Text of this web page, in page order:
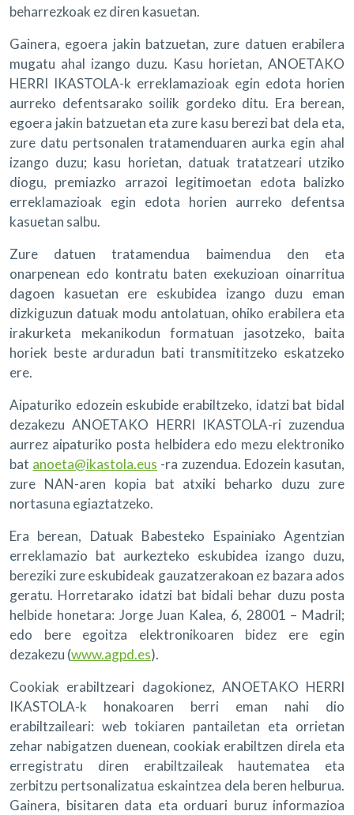
beharrezkoak ez diren kasuetan.
Gainera, egoera jakin batzuetan, zure datuen erabilera
mugatu ahal izango duzu. Kasu horietan, ANOETAKO
HERRI IKASTOLA-k erreklamazioak egin edota horien
aurreko defentsarako soilik gordeko ditu. Era berean,
egoera jakin batzuetan eta zure kasu berezi bat dela eta,
zure datu pertsonalen tratamenduaren aurka egin ahal
izango duzu; kasu horietan, datuak tratatzeari utziko
diogu, premiazko arrazoi legitimoetan edota balizko
erreklamazioak egin edota horien aurreko defentsa
kasuetan salbu.
Zure datuen tratamendua baimendua den eta
onarpenean edo kontratu baten exekuzioan oinarritua
dagoen kasuetan ere eskubidea izango duzu eman
dizkiguzun datuak modu antolatuan, ohiko erabilera eta
irakurketa mekanikodun formatuan jasotzeko, baita
horiek beste arduradun bati transmititzeko eskatzeko
ere.
Aipaturiko edozein eskubide erabiltzeko, idatzi bat bidal
dezakezu ANOETAKO HERRI IKASTOLA-ri zuzendua
aurrez aipaturiko posta helbidera edo mezu elektroniko
bat anoeta@ikastola.eus -ra zuzendua. Edozein kasutan,
zure NAN-aren kopia bat atxiki beharko duzu zure
nortasuna egiaztatzeko.
Era berean, Datuak Babesteko Espainiako Agentzian
erreklamazio bat aurkezteko eskubidea izango duzu,
bereziki zure eskubideak gauzatzerakoan ez bazara ados
geratu. Horretarako idatzi bat bidali behar duzu posta
helbide honetara: Jorge Juan Kalea, 6, 28001 – Madril;
edo bere egoitza elektronikoaren bidez ere egin
dezakezu (www.agpd.es).
Cookiak erabiltzeari dagokionez, ANOETAKO HERRI
IKASTOLA-k honakoaren berri eman nahi dio
erabiltzaileari: web tokiaren pantailetan eta orrietan
zehar nabigatzen duenean, cookiak erabiltzen direla eta
erregistratu diren erabiltzaileak hautematea eta
zerbitzu pertsonalizatua eskaintzea dela beren helburua.
Gainera, bisitaren data eta orduari buruz informazioa